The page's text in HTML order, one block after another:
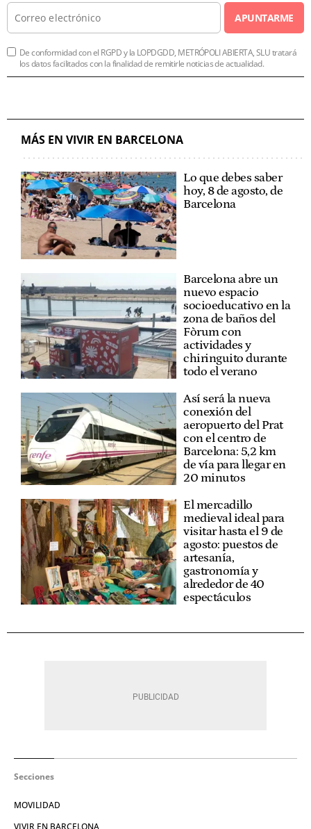
APUNTARME
De conformidad con el RGPD y la LOPDGDD, METRÓPOLI ABIERTA, SLU tratará
los datos facilitados con la finalidad de remitirle noticias de actualidad.
MÁS EN VIVIR EN BARCELONA
Lo que debes saber
hoy, 8 de agosto, de
Barcelona
Barcelona abre un
nuevo espacio
socioeducativo en la
zona de baños del
Fòrum con
actividades y
chiringuito durante
todo el verano
Así será la nueva
conexión del
aeropuerto del Prat
con el centro de
Barcelona: 5,2 km
de vía para llegar en
20 minutos
El mercadillo
medieval ideal para
visitar hasta el 9 de
agosto: puestos de
artesanía,
gastronomía y
alrededor de 40
espectáculos
Secciones
MOVILIDAD
VIVIR EN BARCELONA